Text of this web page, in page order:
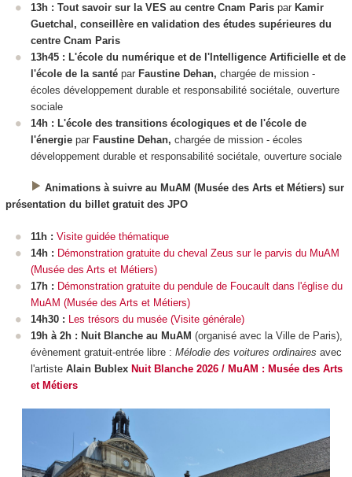
13h : Tout savoir sur la VES au centre Cnam Paris par Kamir
Guetchal, conseillère en validation des études supérieures du
centre Cnam Paris
13h45 : L'école du numérique et de l'Intelligence Artificielle et de
l'école de la santé par Faustine Dehan, chargée de mission -
écoles développement durable et responsabilité sociétale, ouverture
sociale
14h : L'école des transitions écologiques et de l'école de
l'énergie par Faustine Dehan, chargée de mission - écoles
développement durable et responsabilité sociétale, ouverture sociale
Animations à suivre au MuAM (Musée des Arts et Métiers) sur
présentation du billet gratuit des JPO
11h : Visite guidée thématique
14h : Démonstration gratuite du cheval Zeus sur le parvis du MuAM
(Musée des Arts et Métiers)
17h : Démonstration gratuite du pendule de Foucault dans l'église du
MuAM (Musée des Arts et Métiers)
14h30 : Les trésors du musée (Visite générale)
19h à 2h : Nuit Blanche au MuAM (organisé avec la Ville de Paris),
évènement gratuit-entrée libre : Mélodie des voitures ordinaires avec
l'artiste Alain Bublex Nuit Blanche 2026 / MuAM : Musée des Arts
et Métiers